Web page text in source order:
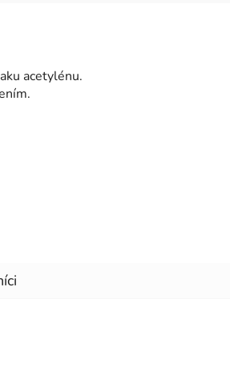
acetylénu.